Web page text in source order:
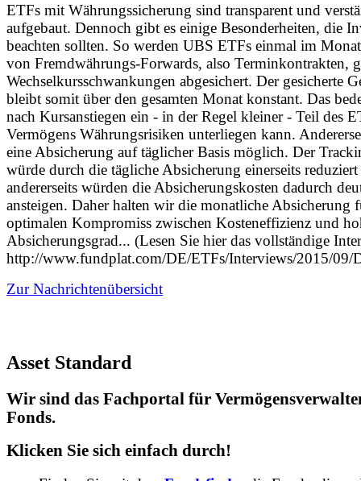
ETFs mit Währungssicherung sind transparent und
aufgebaut. Dennoch gibt es einige Besonderheiten, die
beachten sollten. So werden UBS ETFs einmal im
von Fremdwährungs-Forwards, also Terminkontrakten,
Wechselkursschwankungen abgesichert. Der gesicherte
bleibt somit über den gesamten Monat konstant. Das
nach Kursanstiegen ein - in der Regel kleiner - Teil des
Vermögens Währungsrisiken unterliegen kann.
eine Absicherung auf täglicher Basis möglich. Der
würde durch die tägliche Absicherung einerseits
andererseits würden die Absicherungskosten dadurch
ansteigen. Daher halten wir die monatliche Absicherung
optimalen Kompromiss zwischen Kosteneffizienz und
Absicherungsgrad... (Lesen Sie hier das vollständige
http://www.fundplat.com/DE/ETFs/Interviews/2015/09/
Zur Nachrichtenübersicht
Asset Standard
Wir sind das Fachportal für
Fonds.
Klicken Sie sich einfach durch!